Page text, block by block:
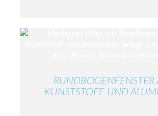
RUNDBOGENFENSTER
KUNSTSTOFF UND